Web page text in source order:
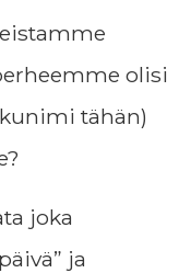
olisi
tähän)
joka
ja